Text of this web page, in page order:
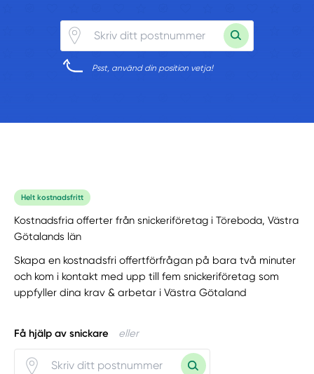
Psst, använd din position vetja!
Helt kostnadsfritt
Kostnadsfria offerter från snickeriföretag i Töreboda, Västra
Götalands län
Skapa en kostnadsfri offertförfrågan på bara två minuter
och kom i kontakt med upp till fem snickeriföretag som
uppfyller dina krav & arbetar i Västra Götaland
Få hjälp av snickare eller